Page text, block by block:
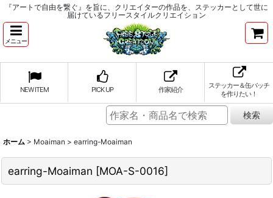
『アートで自由を繋ぐ』を旨に、クリエイターの作品を、ステッカーとして世に
届けているフリースタイルクリエイション
メニュー
NEW ITEM PICK UP 作家紹介
ステッカー＆缶バッチ
を作りたい！
ホーム > Moaiman > earring-Moaiman
earring-Moaiman [MOA-S-0016]